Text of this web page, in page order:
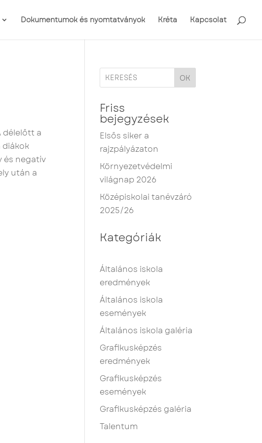
Dokumentumok és nyomtatványok Kréta Kapcsolat
délelőtt a
diákok
és negatív
után a
OK
Friss
bejegyzések
Elsős siker a
rajzpályázaton
Környezetvédelmi
világnap 2026
Középiskolai tanévzáró
2025/26
Kategóriák
Általános iskola
eredmények
Általános iskola
események
Általános iskola galéria
Grafikusképzés
eredmények
Grafikusképzés
események
Grafikusképzés galéria
Talentum